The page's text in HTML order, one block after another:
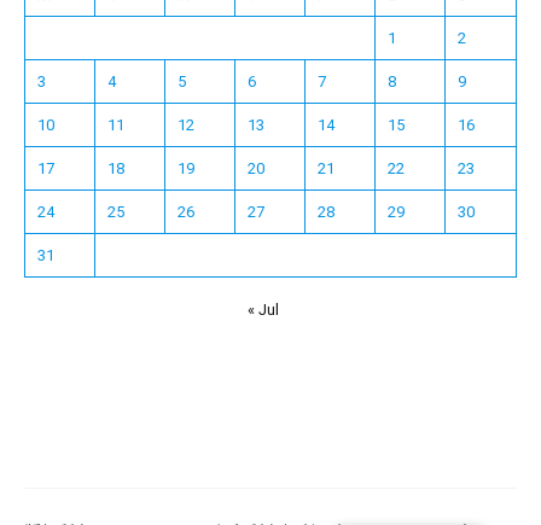
1 2
3 4 5 6 7 8 9
10 11 12 13 14 15 16
17 18 19 20 21 22 23
24 25 26 27 28 29 30
31
« Jul